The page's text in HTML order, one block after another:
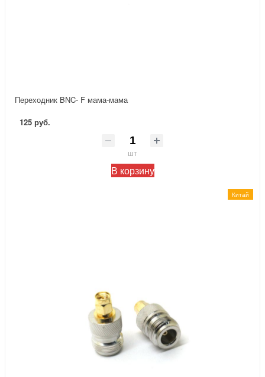
Переходник BNC- F мама-мама
125 руб.
шт
В корзину
Китай